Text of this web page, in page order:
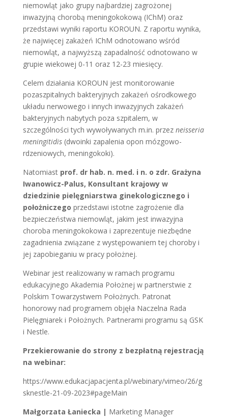
niemowląt jako grupy najbardziej zagrożonej
inwazyjną chorobą meningokokową (IChM) oraz
przedstawi wyniki raportu KOROUN. Z raportu wynika,
że najwięcej zakażeń IChM odnotowano wśród
niemowląt, a najwyższą zapadalność odnotowano w
grupie wiekowej 0-11 oraz 12-23 miesięcy.
Celem działania KOROUN jest monitorowanie
pozaszpitalnych bakteryjnych zakażeń ośrodkowego
układu nerwowego i innych inwazyjnych zakażeń
bakteryjnych nabytych poza szpitalem, w
szczególności tych wywoływanych m.in. przezneisseria
meningitidis(dwoinki zapalenia opon mózgowo-
rdzeniowych, meningokoki).
Natomiast prof. dr hab. n. med. i n. o zdr. Grażyna
Iwanowicz-Palus, Konsultant krajowy w
dziedzinie pielęgniarstwa ginekologicznego i
położniczego przedstawi istotne zagrożenie dla
bezpieczeństwa niemowląt, jakim jest inwazyjna
choroba meningokokowa i zaprezentuje niezbędne
zagadnienia związane z występowaniem tej choroby i
jej zapobieganiu w pracy położnej.
Webinar jest realizowany w ramach programu
edukacyjnego Akademia Położnej w partnerstwie z
Polskim Towarzystwem Położnych. Patronat
honorowy nad programem objęła Naczelna Rada
Pielęgniarek i Położnych. Partnerami programu są GSK
i Nestle.
Przekierowanie do strony z bezpłatną rejestracją
na webinar:
https://www.edukacjapacjenta.pl/webinary/vimeo/26/g
sknestle-21-09-2023#pageMain
Małgorzata Łaniecka | Marketing Manager